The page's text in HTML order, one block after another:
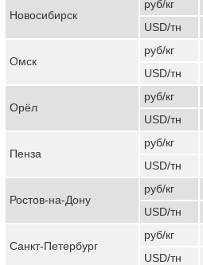
Новосибирск
руб/кг
USD/тн
Омск
руб/кг
USD/тн
Орёл
руб/кг
USD/тн
Пенза
руб/кг
USD/тн
Ростов-на-Дону
руб/кг
USD/тн
Санкт-Петербург
руб/кг
USD/тн